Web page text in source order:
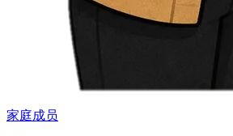
家庭成员